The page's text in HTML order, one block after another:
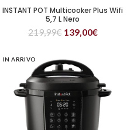
INSTANT POT Multicooker Plus Wifi
5,7 L Nero
219,99€ 139,00€
IN ARRIVO